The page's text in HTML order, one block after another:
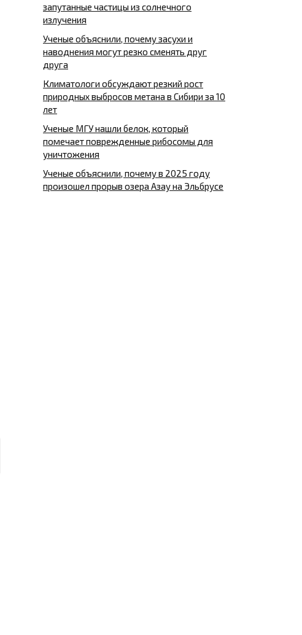
запутанные частицы из солнечного
излучения
Ученые объяснили, почему засухи и
наводнения могут резко сменять друг
друга
Климатологи обсуждают резкий рост
природных выбросов метана в Сибири за 10
лет
Ученые МГУ нашли белок, который
помечает поврежденные рибосомы для
уничтожения
Ученые объяснили, почему в 2025 году
произошел прорыв озера Азау на Эльбрусе